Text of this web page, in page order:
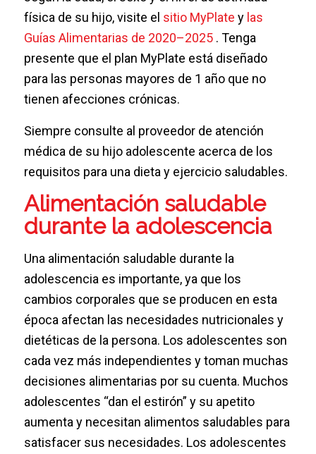
física de su hijo, visite el sitio MyPlate y las
Guías Alimentarias de 2020–2025. Tenga
presente que el plan MyPlate está diseñado
para las personas mayores de 1 año que no
tienen afecciones crónicas.
Siempre consulte al proveedor de atención
médica de su hijo adolescente acerca de los
requisitos para una dieta y ejercicio saludables.
Alimentación saludable
durante la adolescencia
Una alimentación saludable durante la
adolescencia es importante, ya que los
cambios corporales que se producen en esta
época afectan las necesidades nutricionales y
dietéticas de la persona. Los adolescentes son
cada vez más independientes y toman muchas
decisiones alimentarias por su cuenta. Muchos
adolescentes “dan el estirón” y su apetito
aumenta y necesitan alimentos saludables para
satisfacer sus necesidades. Los adolescentes